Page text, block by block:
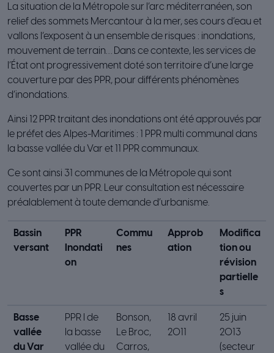
La situation de la Métropole sur l’arc méditerranéen, son
relief des sommets Mercantour à la mer, ses cours d’eau et
vallons l’exposent à un ensemble de risques : inondations,
mouvement de terrain… Dans ce contexte, les services de
l’État ont progressivement doté son territoire d’une large
couverture par des PPR, pour différents phénomènes
d’inondations.
Ainsi 12 PPR traitant des inondations ont été approuvés par
le préfet des Alpes-Maritimes : 1 PPR multi communal dans
la basse vallée du Var et 11 PPR communaux.
Ce sont ainsi 31 communes de la Métropole qui sont
couvertes par un PPR. Leur consultation est nécessaire
préalablement à toute demande d’urbanisme.
Bassin
versant
PPR
Inondati
on
Commu
nes
Approb
ation
Modifica
tion ou
révision
partielle
s
Basse
vallée
du Var
PPR I de
la basse
vallée du
Bonson,
Le Broc,
Carros,
18 avril
2011
25 juin
2013
(secteur